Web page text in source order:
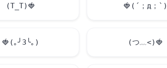
(T_T) 🍓 🍓 (´；д；`)
🍓 (｡╯3╰｡) (つ﹏<) 🍓